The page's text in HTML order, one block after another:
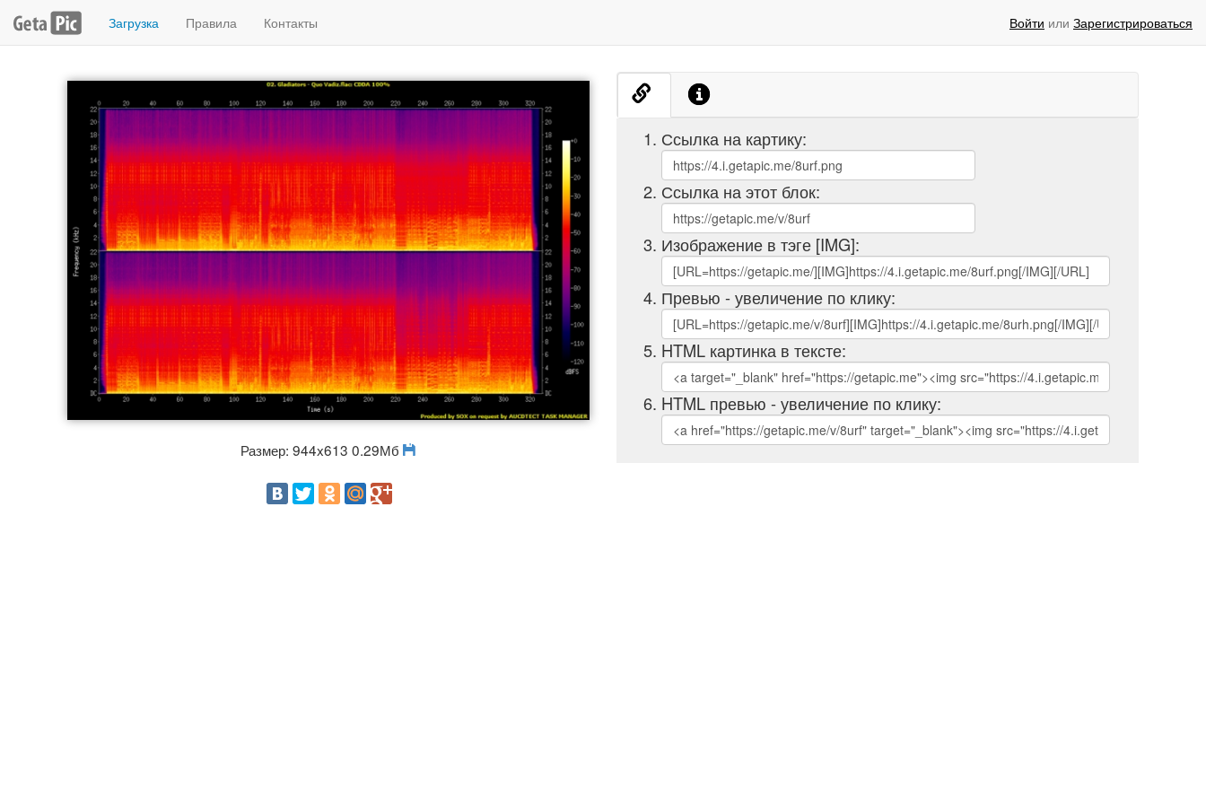
Загрузка Правила Контакты Войти или Зарегистрироваться
Размер: 944x613 0.29Мб
Ссылка на картику:
Ссылка на этот блок:
Изображение в тэге [IMG]:
Превью - увеличение по клику:
HTML картинка в тексте:
HTML превью - увеличение по клику: